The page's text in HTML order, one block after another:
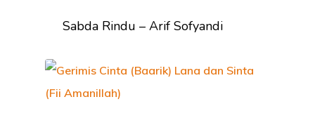
Sabda Rindu – Arif Sofyandi